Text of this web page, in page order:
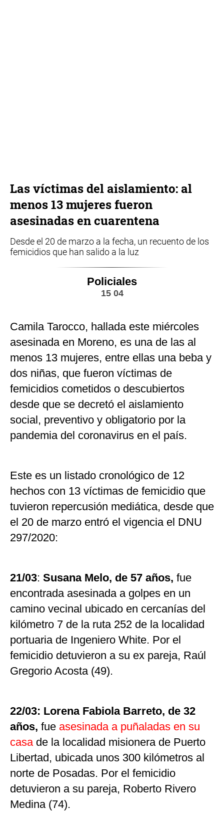
Las víctimas del aislamiento: al
menos 13 mujeres fueron
asesinadas en cuarentena
Desde el 20 de marzo a la fecha, un recuento de los
femicidios que han salido a la luz
Policiales
15 04
Camila Tarocco, hallada este miércoles
asesinada en Moreno, es una de las al
menos 13 mujeres, entre ellas una beba y
dos niñas, que fueron víctimas de
femicidios cometidos o descubiertos
desde que se decretó el aislamiento
social, preventivo y obligatorio por la
pandemia del coronavirus en el país.
Este es un listado cronológico de 12
hechos con 13 víctimas de femicidio que
tuvieron repercusión mediática, desde que
el 20 de marzo entró el vigencia el DNU
297/2020:
21/03: Susana Melo, de 57 años, fue
encontrada asesinada a golpes en un
camino vecinal ubicado en cercanías del
kilómetro 7 de la ruta 252 de la localidad
portuaria de Ingeniero White. Por el
femicidio detuvieron a su ex pareja, Raúl
Gregorio Acosta (49).
22/03: Lorena Fabiola Barreto, de 32
años, fue asesinada a puñaladas en su
casa de la localidad misionera de Puerto
Libertad, ubicada unos 300 kilómetros al
norte de Posadas. Por el femicidio
detuvieron a su pareja, Roberto Rivero
Medina (74).